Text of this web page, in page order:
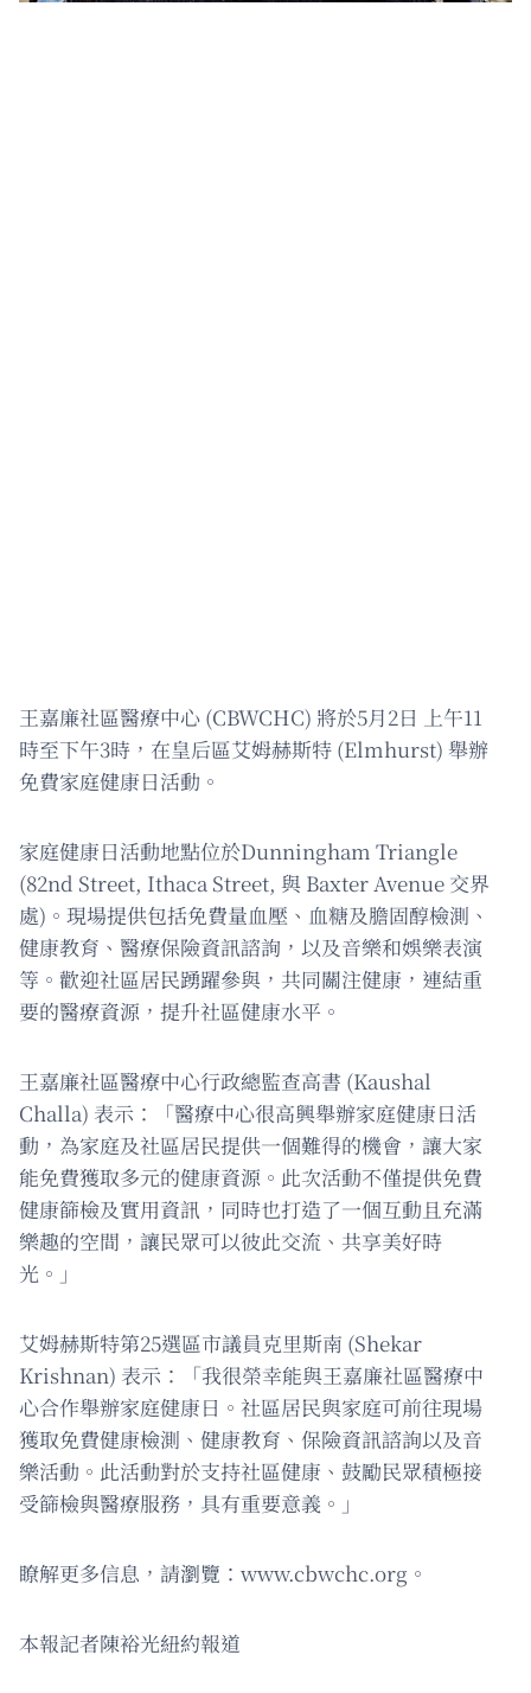
王嘉廉社區醫療中心 (CBWCHC) 將於5月2日 上午11
時至下午3時，在皇后區艾姆赫斯特 (Elmhurst) 舉辦
免費家庭健康日活動。
家庭健康日活動地點位於Dunningham Triangle
(82nd Street, Ithaca Street, 與 Baxter Avenue 交界
處)。現場提供包括免費量血壓、血糖及膽固醇檢測、
健康教育、醫療保險資訊諮詢，以及音樂和娛樂表演
等。歡迎社區居民踴躍參與，共同關注健康，連結重
要的醫療資源，提升社區健康水平。
王嘉廉社區醫療中心行政總監查高書 (Kaushal
Challa) 表示：「醫療中心很高興舉辦家庭健康日活
動，為家庭及社區居民提供一個難得的機會，讓大家
能免費獲取多元的健康資源。此次活動不僅提供免費
健康篩檢及實用資訊，同時也打造了一個互動且充滿
樂趣的空間，讓民眾可以彼此交流、共享美好時
光。」
艾姆赫斯特第25選區市議員克里斯南 (Shekar
Krishnan) 表示：「我很榮幸能與王嘉廉社區醫療中
心合作舉辦家庭健康日。社區居民與家庭可前往現場
獲取免費健康檢測、健康教育、保險資訊諮詢以及音
樂活動。此活動對於支持社區健康、鼓勵民眾積極接
受篩檢與醫療服務，具有重要意義。」
瞭解更多信息，請瀏覽：www.cbwchc.org。
本報記者陳裕光紐約報道